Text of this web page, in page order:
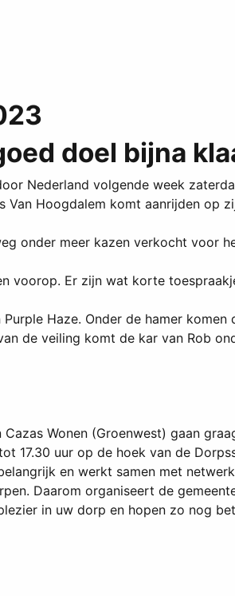
doel bijna
Nederland volgende week
Van Hoogdalem komt aanrijden
onder meer kazen verkocht voor
voorop. Er zijn wat korte
Haze. Onder de hamer
de veiling komt de kar van Rob
Wonen (Groenwest) gaan
17.30 uur op de hoek van de
en werkt samen met
Daarom organiseert de
in uw dorp en hopen zo nog